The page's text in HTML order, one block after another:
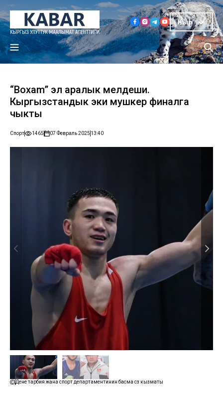
Кыр
“Boxam” эл аралык мелдеши.
Кыргызстандык эки мушкер финалга
чыкты
Спорт 1465 07 Февраль 2025 13:40
Дене тарбия жана спорт департаментинин басма сөз кызматы